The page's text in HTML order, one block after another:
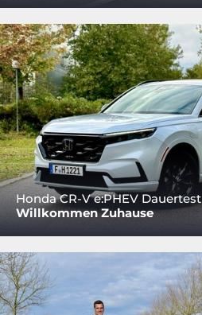
Honda CR-V e:PHEV Dauertest
Willkommen Zuhause